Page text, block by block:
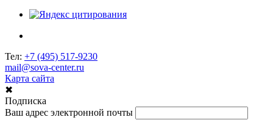
Тел: +7 (495) 517-9230
mail@sova-center.ru
Карта сайта
✖
Подписка
Ваш адрес электронной почты